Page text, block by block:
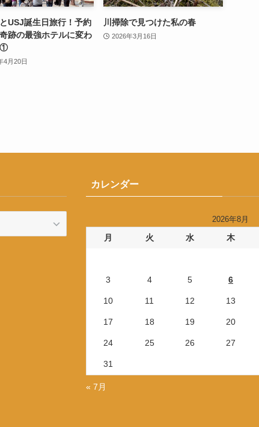
USJ誕生日旅行！予約
跡の最強ホテルに変わ
①
4月20日
川掃除で見つけた私の春
2026年3月16日
カレンダー
2026年8月
月 火 水 木
3 4 5 6
10 11 12 13
17 18 19 20
24 25 26 27
31
« 7月